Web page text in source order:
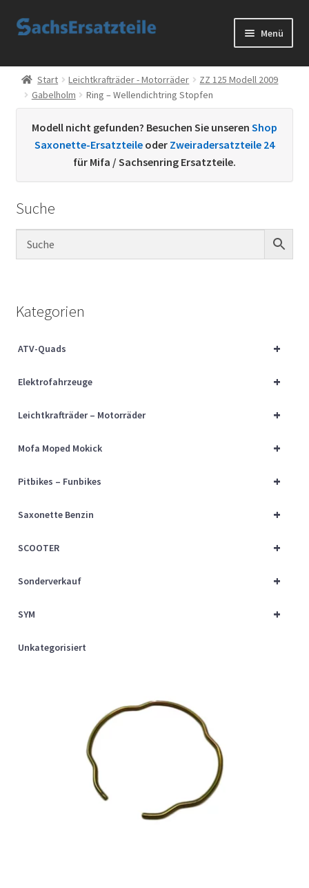
Zur
Zum
Menü
Start
AGB
Datenschutzerklärung
Kontakt
Sachs Ersatzteile
Über uns
Start Leichtkrafträder - Motorräder
ZZ 125 Modell 2009
Gabelholm
Ring – Wellendichtring Stopfen
Modell nicht gefunden? Besuchen Sie unseren Shop
Saxonette-Ersatzteile oder Zweiradersatzteile 24
für Mifa / Sachsenring Ersatzteile.
Suche
Kategorien
+
ATV-Quads
+
Elektrofahrzeuge
+
Leichtkrafträder – Motorräder
+
Mofa Moped Mokick
+
Pitbikes – Funbikes
+
Saxonette Benzin
+
SCOOTER
+
Sonderverkauf
+
SYM
Unkategorisiert